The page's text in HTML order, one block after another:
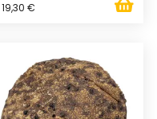
19,30 €